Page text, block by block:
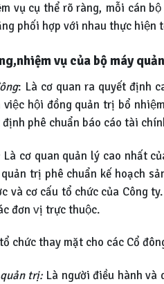
vụ cụ thể rõ ràng, mỗi cán
phối hợp với nhau thực hiện
vụ của bộ máy
: Là cơ quan ra quyết định
việc hội đồng quản trị bổ
phê chuẩn báo cáo tài
Là cơ quan quản lý cao nhất
trị phê chuẩn kế hoạch
và cơ cấu tổ chức của Công
đơn vị trực thuộc.
chức thay mặt cho các Cổ
trị: Là người điều hành và